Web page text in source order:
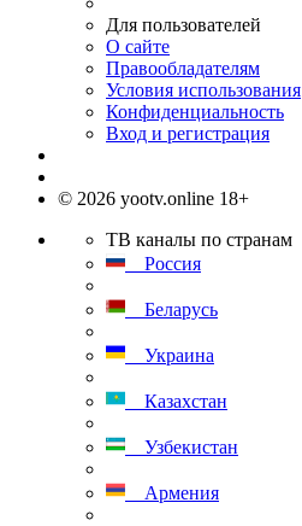
Для пользователей
О сайте
Правообладателям
Условия использования
Конфиденциальность
Вход и регистрация
© 2026 yootv.online 18+
ТВ каналы по странам
Россия
Беларусь
Украина
Казахстан
Узбекистан
Армения